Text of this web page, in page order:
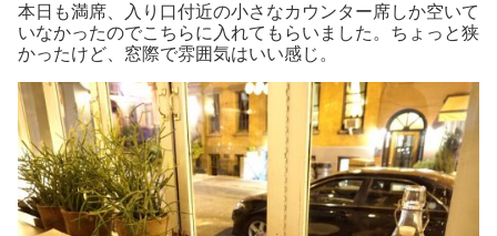
本日も満席、入り口付近の小さなカウンター席しか空いて
いなかったのでこちらに入れてもらいました。ちょっと狭
かったけど、窓際で雰囲気はいい感じ。